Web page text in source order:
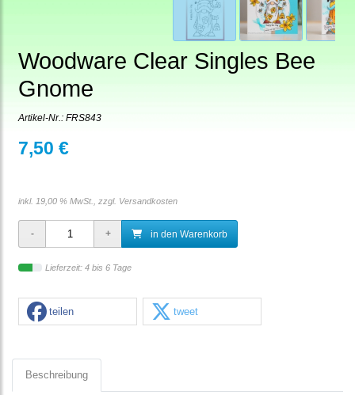
Woodware Clear Singles Bee
Gnome
Artikel-Nr.: FRS843
7,50 €
inkl. 19,00 % MwSt., zzgl. Versandkosten
in den Warenkorb
Lieferzeit: 4 bis 6 Tage
teilen tweet
Beschreibung